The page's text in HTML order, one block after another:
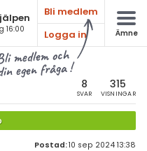
16:00
Bli medlem
Logga in
Ämne
Bli medlem och
din egen fråga !
8
SVAR
315
VISNINGAR
Postad:10 sep 2024 13:38
Alla ämnen
Matematik
Alla trådar